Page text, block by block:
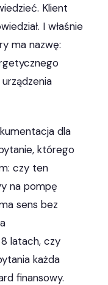
Klient
I właśnie
ma nazwę:
dla
którego
czy ten
na pompę
sens bez
latach, czy
każda
finansowy.